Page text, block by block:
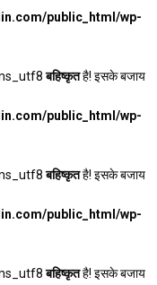
public_html/wp-
बहिष्कृतहै! इसके बजाय
public_html/wp-
बहिष्कृतहै! इसके बजाय
public_html/wp-
बहिष्कृतहै! इसके बजाय